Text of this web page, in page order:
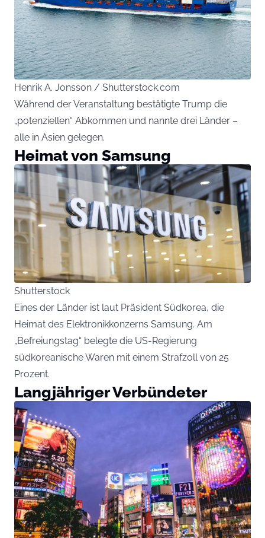
Henrik A. Jonsson / Shutterstock.com
Während der Veranstaltung bestätigte Trump die
„potenziellen“ Abkommen und nannte drei Länder –
alle in Asien gelegen.
Heimat von Samsung
Shutterstock
Eines der Länder ist laut Präsident Südkorea, die
Heimat des Elektronikkonzerns Samsung. Am
„Befreiungstag“ belegte die US-Regierung
südkoreanische Waren mit einem Strafzoll von 25
Prozent.
Langjähriger Verbündeter